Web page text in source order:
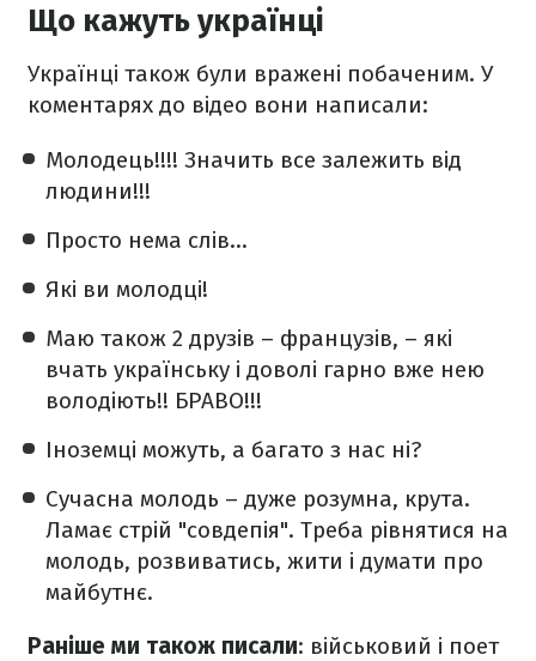
Що кажуть українці
Українці також були вражені побаченим. У
коментарях до відео вони написали:
Молодець!!!! Значить все залежить від
людини!!!
Просто нема слів...
Які ви молодці!
Маю також 2 друзів – французів, – які
вчать українську і доволі гарно вже нею
володіють!! БРАВО!!!
Іноземці можуть, а багато з нас ні?
Сучасна молодь – дуже розумна, крута.
Ламає стрій "совдепія". Треба рівнятися на
молодь, розвиватись, жити і думати про
майбутнє.
Раніше ми також писали: військовий і поет